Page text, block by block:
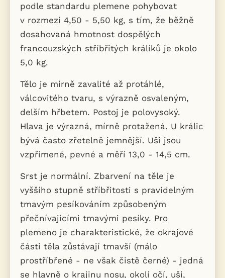
podle standardu plemene pohybovat
v rozmezí 4,50 - 5,50 kg, s tím, že běžně
dosahovaná hmotnost dospělých
francouzských stříbřitých králíků je okolo
5,0 kg.
Tělo je mírně zavalité až protáhlé,
válcovitého tvaru, s výrazně osvaleným,
delším hřbetem. Postoj je polovysoký.
Hlava je výrazná, mírně protažená. U králic
bývá často zřetelně jemnější. Uši jsou
vzpřímené, pevné a měří 13,0 - 14,5 cm.
Srst je normální. Zbarvení na těle je
vyššího stupně stříbřitosti s pravidelným
tmavým pesíkováním způsobeným
přečnívajícími tmavými pesíky. Pro
plemeno je charakteristické, že okrajové
části těla zůstávají tmavší (málo
prostříbřené - ne však čistě černé) - jedná
se hlavně o krajinu nosu, okolí očí, uši,